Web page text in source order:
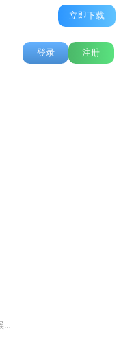
立即下载
登录 注册